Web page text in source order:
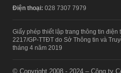
Điện thoại: 028 7307 7979
Giấy phép thiết lập trang thông tin điện
2217/GP-TTĐT do Sở Thông tin và
tháng 4 năm 2019
© Copyright 2008 - 2024 – Công ty